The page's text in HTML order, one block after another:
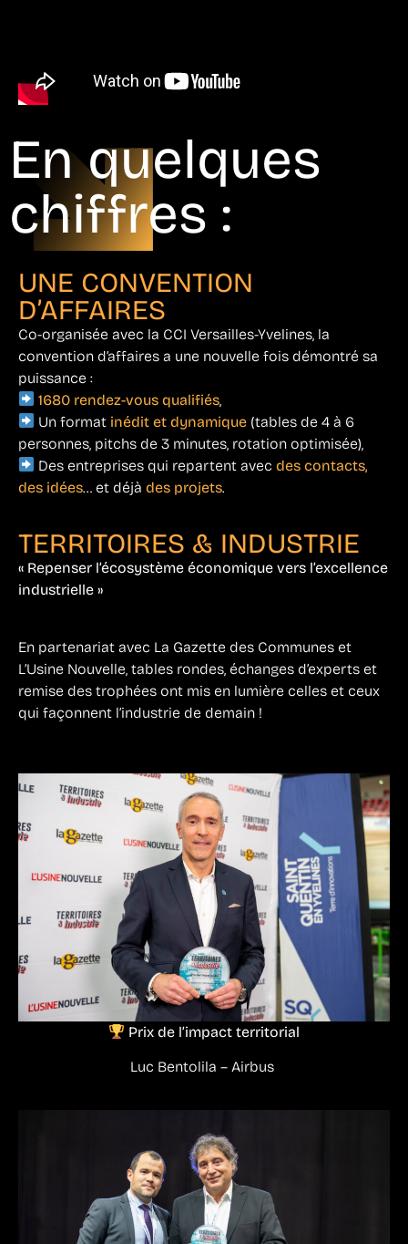
En quelques
chiffres :
UNE CONVENTION
D’AFFAIRES
Co-organisée avec la CCI Versailles-Yvelines, la
convention d’affaires a une nouvelle fois démontré sa
puissance :
1680 rendez-vous qualifiés,
Un format inédit et dynamique (tables de 4 à 6
personnes, pitchs de 3 minutes, rotation optimisée),
Des entreprises qui repartent avecdes contacts,
des idées… et déjà des projets.
TERRITOIRES & INDUSTRIE
« Repenser l’écosystème économique vers l’excellence
industrielle »
En partenariat avec La Gazette des Communes et
L’Usine Nouvelle, tables rondes, échanges d’experts et
remise des trophées ont mis en lumière celles et ceux
qui façonnent l’industrie de demain !
Prix de l’impact territorial
Luc Bentolila – Airbus